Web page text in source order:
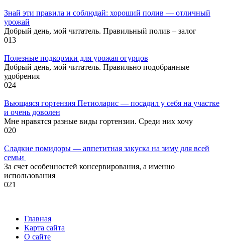
Знай эти правила и соблюдай: хороший полив — отличный
урожай
Добрый день, мой читатель. Правильный полив – залог
013
Полезные подкормки для урожая огурцов
Добрый день, мой читатель. Правильно подобранные
удобрения
024
Вьющаяся гортензия Петиоларис — посадил у себя на участке
и очень доволен
Мне нравятся разные виды гортензии. Среди них хочу
020
Сладкие помидоры — аппетитная закуска на зиму для всей
семьи
За счет особенностей консервирования, а именно
использования
021
Главная
Карта сайта
О сайте